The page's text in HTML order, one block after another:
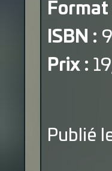
Format
ISBN :
Prix :
Publié